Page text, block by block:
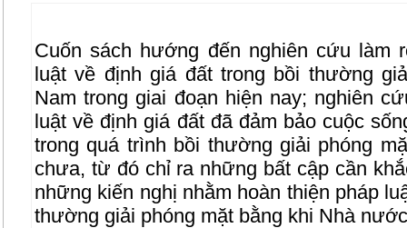
Cuốn sách hướng đến nghiên cứu làm
luật về định giá đất trong bồi thường
Nam trong giai đoạn hiện nay; nghiên
luật về định giá đất đã đảm bảo cuộc
trong quá trình bồi thường giải phóng
chưa, từ đó chỉ ra những bất cập cần
những kiến nghị nhằm hoàn thiện pháp
thường giải phóng mặt bằng khi Nhà